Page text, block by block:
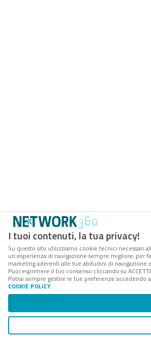
I tuoi contenuti, la tua privacy!
Su questo sito utilizziamo cookie tecnici necessari
un’esperienza di navigazione sempre migliore,
marketing aderenti alle tue abitudini di navigazione
Puoi esprimere il tuo consenso cliccando su
Potrai sempre gestire le tue preferenze accedendo
COOKIE POLICY.